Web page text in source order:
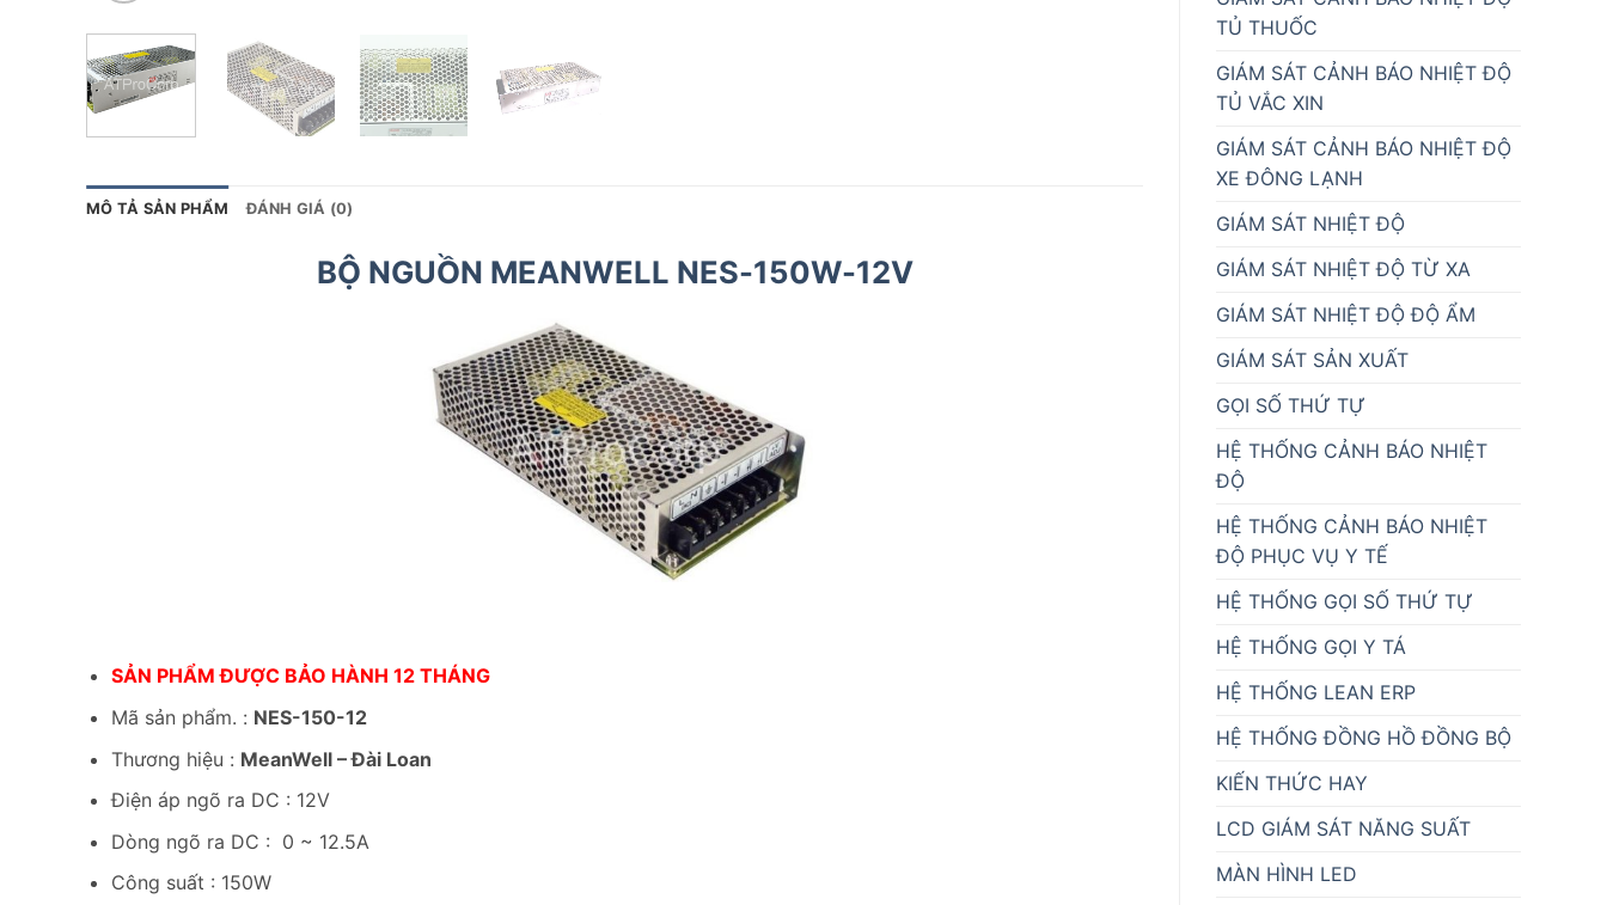
TỦ THUỐC
GIÁM SÁT CẢNH BÁO NHIỆT ĐỘ
TỦ VẮC XIN
GIÁM SÁT CẢNH BÁO NHIỆT ĐỘ
XE ĐÔNG LẠNH
GIÁM SÁT NHIỆT ĐỘ
GIÁM SÁT NHIỆT ĐỘ TỪ XA
GIÁM SÁT NHIỆT ĐỘ ĐỘ ẨM
GIÁM SÁT SẢN XUẤT
GỌI SỐ THỨ TỰ
HỆ THỐNG CẢNH BÁO NHIỆT
ĐỘ
HỆ THỐNG CẢNH BÁO NHIỆT
ĐỘ PHỤC VỤ Y TẾ
HỆ THỐNG GỌI SỐ THỨ TỰ
HỆ THỐNG GỌI Y TÁ
HỆ THỐNG LEAN ERP
HỆ THỐNG ĐỒNG HỒ ĐỒNG BỘ
KIẾN THỨC HAY
LCD GIÁM SÁT NĂNG SUẤT
MÀN HÌNH LED
MÔ TẢ SẢN PHẨM ĐÁNH GIÁ (0)
BỘ NGUỒN MEANWELL NES-150W-12V
SẢN PHẨM ĐƯỢC BẢO HÀNH 12 THÁNG
Mã sản phẩm. : NES-150-12
Thương hiệu : MeanWell – Đài Loan
Điện áp ngõ ra DC : 12V
Dòng ngõ ra DC : 0 ~ 12.5A
Công suất : 150W